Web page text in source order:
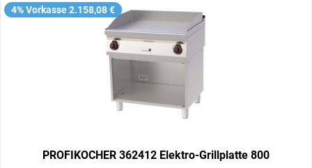
4% Vorkasse 2.158,08 €
PROFIKOCHER 362412 Elektro-Grillplatte 800